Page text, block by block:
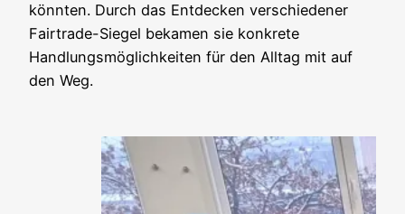
könnten. Durch das Entdecken verschiedener
Fairtrade-Siegel bekamen sie konkrete
Handlungsmöglichkeiten für den Alltag mit auf
den Weg.